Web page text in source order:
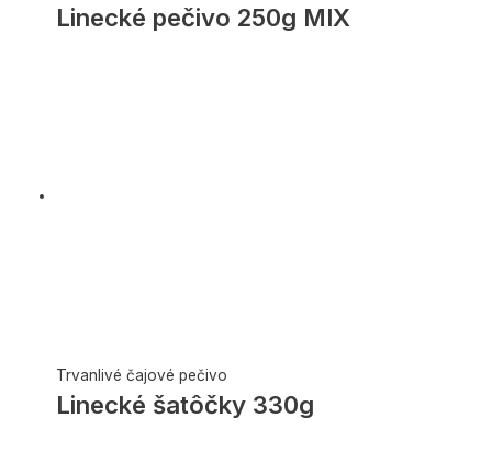
Linecké pečivo 250g MIX
Trvanlivé čajové pečivo
Linecké šatôčky 330g